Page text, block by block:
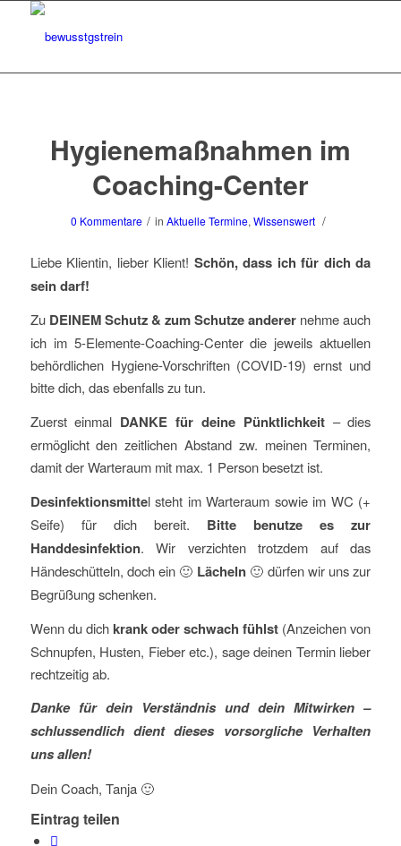
Hygienemaßnahmen im
Coaching-Center
0 Kommentare / in Aktuelle Termine, Wissenswert /
Liebe Klientin, lieber Klient! Schön, dass ich für dich da
sein darf!
Zu DEINEM Schutz & zum Schutze anderer nehme auch
ich im 5-Elemente-Coaching-Center die jeweils aktuellen
behördlichen Hygiene-Vorschriften (COVID-19) ernst und
bitte dich, das ebenfalls zu tun.
Zuerst einmal DANKE für deine Pünktlichkeit– dies
ermöglicht den zeitlichen Abstand zw. meinen Terminen,
damit der Warteraum mit max. 1 Person besetzt ist.
Desinfektionsmittel steht im Warteraum sowie im WC (+
Seife) für dich bereit. Bitte benutze es zur
Handdesinfektion. Wir verzichten trotzdem auf das
Händeschütteln, doch ein 🙂 Lächeln🙂 dürfen wir uns zur
Begrüßung schenken.
Wenn du dich krank oder schwach fühlst (Anzeichen von
Schnupfen, Husten, Fieber etc.), sage deinen Termin lieber
rechtzeitig ab.
Danke für dein Verständnis und dein Mitwirken –
schlussendlich dient dieses vorsorgliche Verhalten
uns allen!
Dein Coach, Tanja 🙂
Eintrag teilen